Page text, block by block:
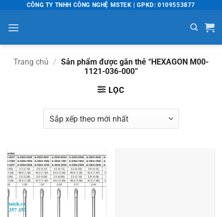
nội
dung
CÔNG TY TNHH CÔNG NGHỆ MSTEK | GPKD: 0109553877
Trang chủ / Sản phẩm được gắn thẻ “HEXAGON M00-
1121-036-000”
LỌC